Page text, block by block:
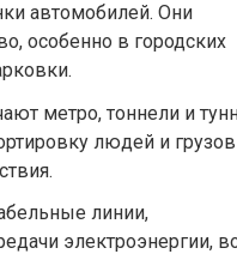
автомобилей. Они
особенно в городских
метро, тоннели и
людей и
линии,
электроэнергии,